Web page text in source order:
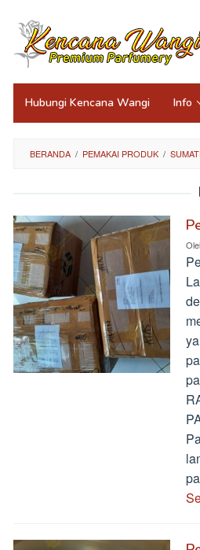
konten
Hubungi Kencana Wangi Info
BERANDA / PEMAKAI PRODUK /